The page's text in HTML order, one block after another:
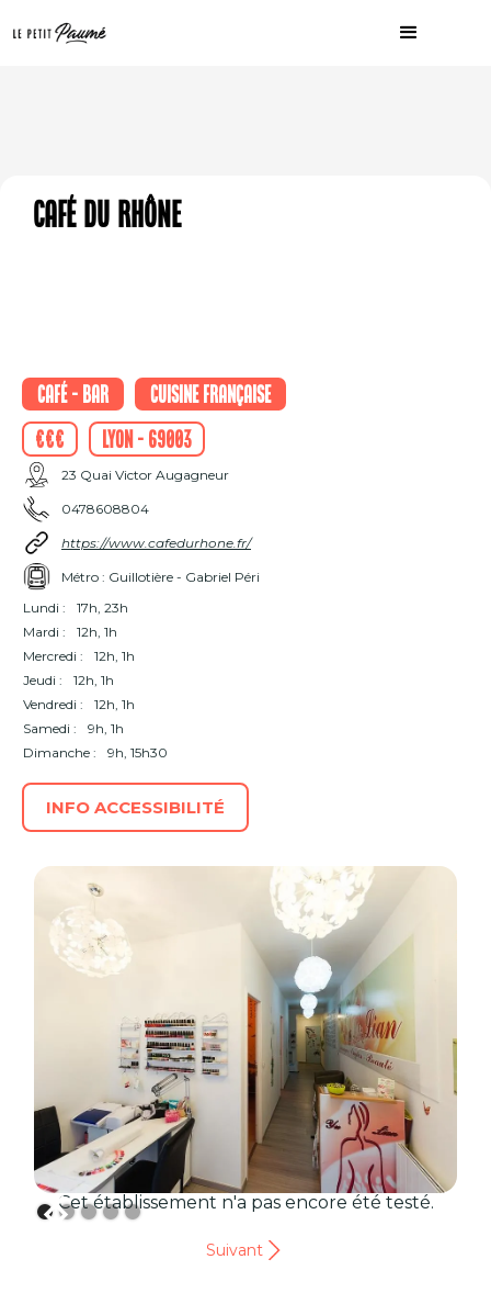
Café du Rhône
Café - Bar
Cuisine française
€€€
Lyon - 69003
23 Quai Victor Augagneur
0478608804
https://www.cafedurhone.fr/
Métro : Guillotière - Gabriel Péri
Lundi :
17h, 23h
Mardi :
12h, 1h
Mercredi :
12h, 1h
Jeudi :
12h, 1h
Vendredi :
12h, 1h
Samedi :
9h, 1h
Dimanche :
9h, 15h30
INFO ACCESSIBILITÉ
Cet établissement n'a pas encore été testé.
Suivant